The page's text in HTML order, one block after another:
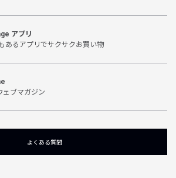
アプリ
あるアプリでサクサクお買い物
ェブマガジン
よくある質問